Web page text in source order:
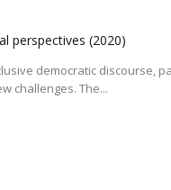
perspectives (2020)
democratic discourse,
challenges. The...